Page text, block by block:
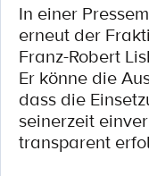
In einer
erneut der
Franz-Robert
Er könne die
dass die
seinerzeit
transparent